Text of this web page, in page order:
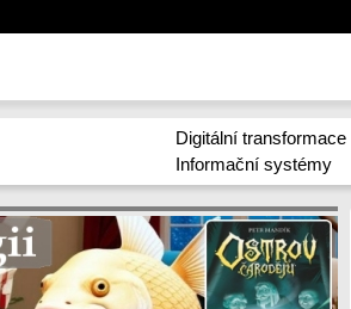
Digitální transformace
Informační systémy